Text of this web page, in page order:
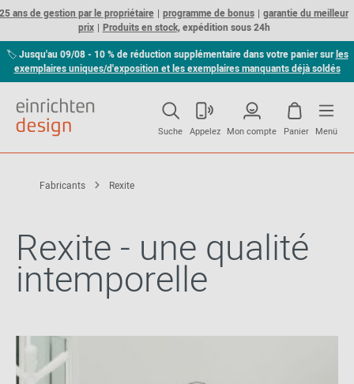
ans de gestion par le propriétaire programme de bonus
garantie du meilleur
prix
Produits en stock,expédition sous 24h
🏷Jusqu'au 09/08 - 10 % de réduction supplémentaire dans votre panier surles
exemplaires uniques/d'exposition et les exemplaires manquants déjà soldés
Suche Appelez Mon compte Panier Menü
Fabricants Rexite
Rexite - une qualité
intemporelle